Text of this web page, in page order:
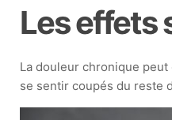
Les effets
La douleur chronique
se sentir coupés du reste